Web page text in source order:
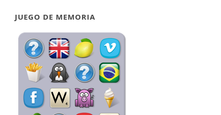
JUEGO DE MEMORIA